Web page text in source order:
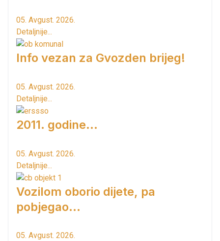
05. Avgust. 2026.
Detaljnije...
Info vezan za Gvozden brijeg!
05. Avgust. 2026.
Detaljnije...
2011. godine...
05. Avgust. 2026.
Detaljnije...
Vozilom oborio dijete, pa
pobjegao...
05. Avgust. 2026.